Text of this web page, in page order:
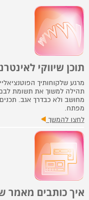
תוכן שיווקי
מרגע שלקוחותיך
תהילה למשוך את תשומת
מחושב ולא כבדרך אגב.
מפתח.
לחצו להמשך
איך כותבים מאמר